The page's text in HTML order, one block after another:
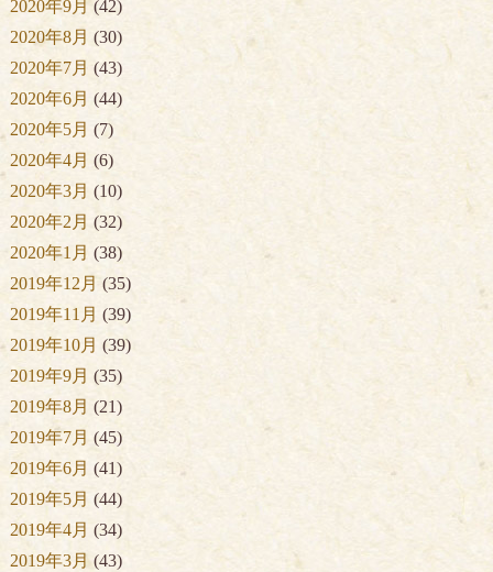
2020年9月(42)
2020年8月 (30)
2020年7月 (43)
2020年6月 (44)
2020年5月 (7)
2020年4月 (6)
2020年3月 (10)
2020年2月 (32)
2020年1月 (38)
2019年12月 (35)
2019年11月 (39)
2019年10月 (39)
2019年9月 (35)
2019年8月 (21)
2019年7月 (45)
2019年6月 (41)
2019年5月 (44)
2019年4月 (34)
2019年3月 (43)